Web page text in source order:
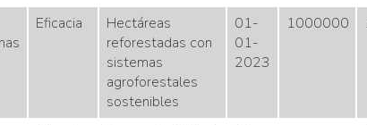
Eficacia
Hectáreas
reforestadas con
sistemas
agroforestales
sostenibles
01-
01-
2023
1000000